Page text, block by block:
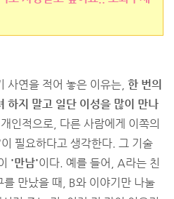
사연을 적어 놓은 이유는, 한 번의
하지 말고 일단 이성을 많이 만나
인적으로, 다른 사람에게 이쪽의
이 필요하다고 생각한다. 그 기술
'만남'이다. 예를 들어, A라는 친
만났을 때, B와 이야기만 나눌